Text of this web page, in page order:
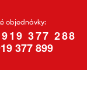
objednávky:
377 288
377 899